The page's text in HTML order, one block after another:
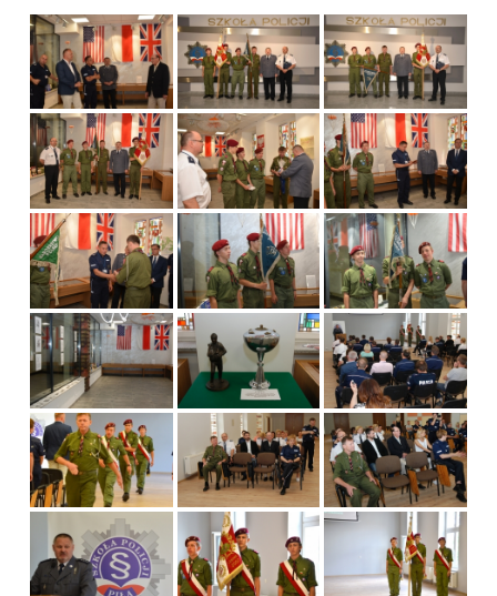
Kalendarium
Emblematy (plakietki) i znaki drużyny
Dla harcerzy i rodziców
Ryngraf Pamiątkowy 7 HDCzB
Odznaka Honorowa 7 HDCzB
Nasze twarze
Galeria
Galerie 1983-2025
Galeria 2026
Multimedia
Kontakt